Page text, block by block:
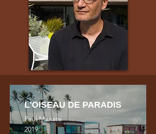
L'OISEAU DE PARADIS
Paul Manate
2019